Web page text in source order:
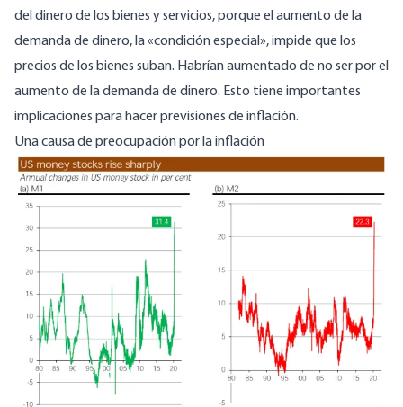
del dinero de los bienes y servicios, porque el aumento de la
demanda de dinero, la «condición especial», impide que los
precios de los bienes suban. Habrían aumentado de no ser por el
aumento de la demanda de dinero. Esto tiene importantes
implicaciones para hacer previsiones de inflación.
Una causa de preocupación por la inflación
Image